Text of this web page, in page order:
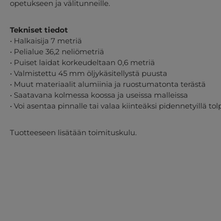
opetukseen ja välitunneille.
Tekniset tiedot
• Halkaisija 7 metriä
• Pelialue 36,2 neliömetriä
• Puiset laidat korkeudeltaan 0,6 metriä
• Valmistettu 45 mm öljykäsitellystä puusta
• Muut materiaalit alumiinia ja ruostumatonta terästä
• Saatavana kolmessa koossa ja useissa malleissa
• Voi asentaa pinnalle tai valaa kiinteäksi pidennetyillä
Tuotteeseen lisätään toimituskulu.